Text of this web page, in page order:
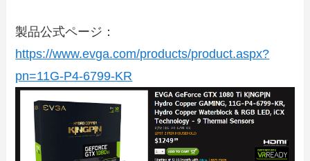
製品公式ページ：
https://www.evga.com/products/product.aspx?
pn=11G-P4-6799-KR